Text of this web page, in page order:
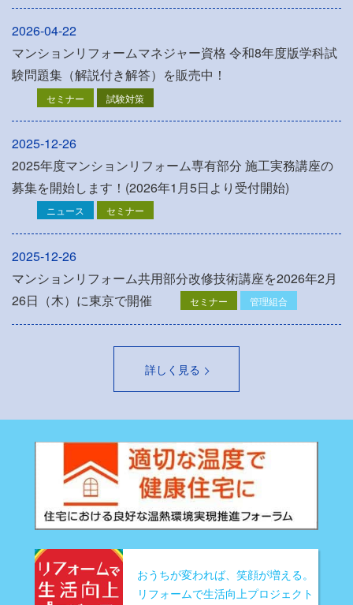
2026-04-22
マンションリフォームマネジャー資格 令和8年度版学科試
験問題集（解説付き解答）を販売中！
セミナー 試験対策
2025-12-26
2025年度マンションリフォーム専有部分 施工実務講座の
募集を開始します！(2026年1月5日より受付開始)
ニュース セミナー
2025-12-26
マンションリフォーム共用部分改修技術講座を2026年2月
26日（木）に東京で開催
セミナー 管理組合
詳しく見る
おうちが変われば、笑顔が増える。
リフォームで生活向上プロジェクト